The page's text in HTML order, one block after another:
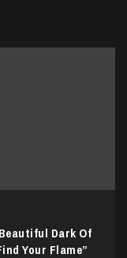
Dark Of
Your Flame”